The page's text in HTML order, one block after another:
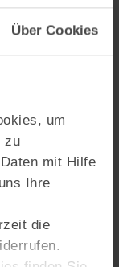
Über Cookies
um
zu
mit Hilfe
Ihre
die